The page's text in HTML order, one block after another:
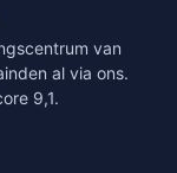
van
al via ons.
9,1.